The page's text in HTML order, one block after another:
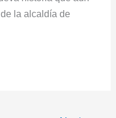
la alcaldía de